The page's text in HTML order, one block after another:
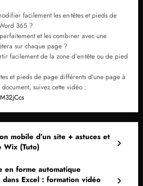
facilement les en-têtes et pieds de
365 ?
et les combiner avec une
sur chaque page ?
facilement de la zone d’en-tête ou de pied
et pieds de page différents d’une page à
document, suivez cette vidéo :
mobile d’un site + astuces et
Wix (Tuto)
en forme automatique
Excel : formation vidéo